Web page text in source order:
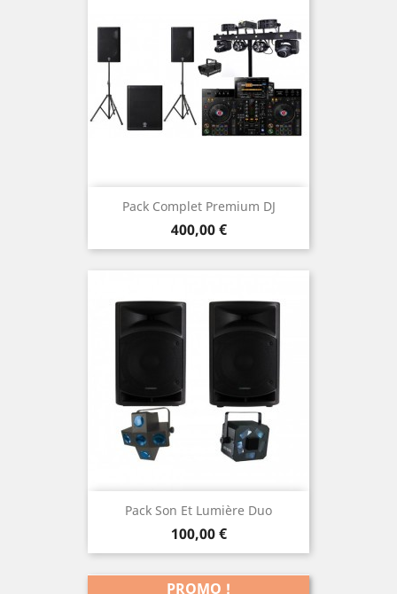
Pack Complet Premium DJ
Prix
400,00 €
Pack Son Et Lumière Duo
Prix
100,00 €
PROMO !